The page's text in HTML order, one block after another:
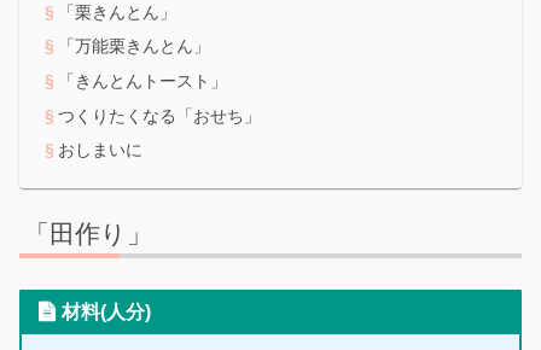
「栗きんとん」
「万能栗きんとん」
「きんとんトースト」
つくりたくなる「おせち」
おしまいに
「田作り」
材料(人分)